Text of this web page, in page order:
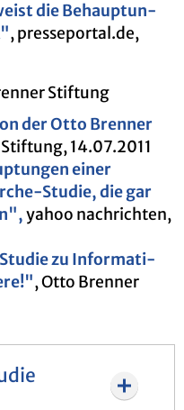
die Be­haup­tun­
, pres­se­por­tal.de,
Stif­tung
der Otto Bren­ner
14.07.2011
einer
Stu­die, die gar
yahoo nach­rich­ten,
zu In­for­ma­ti­
, Otto Bren­ner